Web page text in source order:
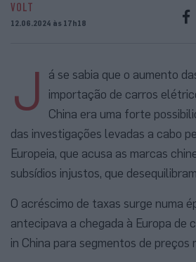
VOLT
12.06.2024 às 17h18
J
á se sabia que o aumento
importação de carros
China era uma forte
das investigações levadas a cabo
Europeia, que acusa as marcas
subsídios injustos, que
O acréscimo de taxas surge numa
antecipava a chegada à Europa de
in China para segmentos de preços